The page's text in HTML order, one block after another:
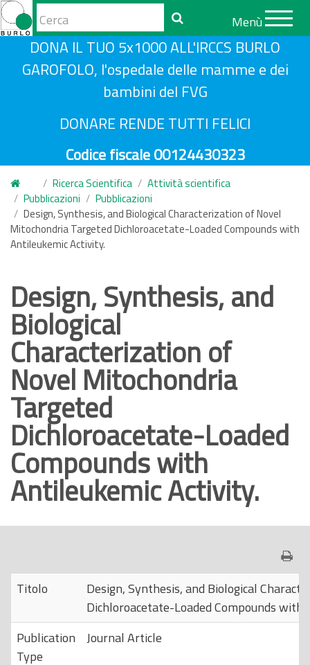
Form
di
ricerca
Cerca
DONA IL TUO 5x1000 ALL'IRCCS BURLO
GAROFOLO, l'ospedale delle mamme e dei
bambini del FVG
DONARE RENDE TUTTI FELICI
Codice fiscale 00124430323
Menù
Ricerca Scientifica
Attività scientifica
Pubblicazioni
Pubblicazioni
Design, Synthesis, and Biological Characterization of Novel
Mitochondria Targeted Dichloroacetate-Loaded Compounds with
Antileukemic Activity.
Design, Synthesis, and
Biological
Characterization of
Novel Mitochondria
Targeted
Dichloroacetate-Loaded
Compounds with
Antileukemic Activity.
Titolo
Design, Synthesis, and Biological
Dichloroacetate-Loaded Compounds
Publication
Type
Journal Article